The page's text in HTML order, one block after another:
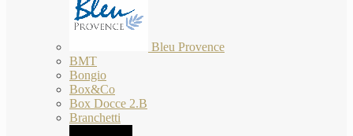
Bleu Provence
BMT
Bongio
Box&Co
Box Docce 2.B
Branchetti